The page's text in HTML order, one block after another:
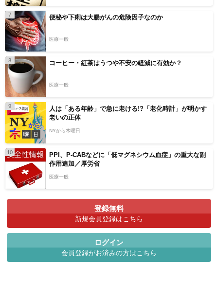
7 便秘や下痢は大腸がんの危険因子なのか
医療一般
8 コーヒー・紅茶はうつや不安の軽減に有効か？
医療一般
9
人は「ある年齢」で急に老ける!?「老化時計」が明かす
老いの正体
NYから木曜日
10
PPI、P-CABなどに「低マグネシウム血症」の重大な副
作用追加／厚労省
医療一般
登録無料
新規会員登録はこちら
ログイン
会員登録がお済みの方はこちら